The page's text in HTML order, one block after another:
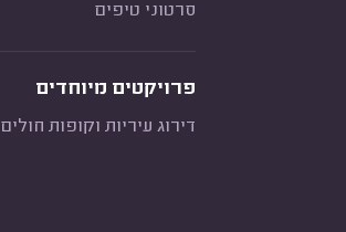
סרטוני טיפים
פרויקטים מיוחדים
דירוג עיריות וקופות חולים